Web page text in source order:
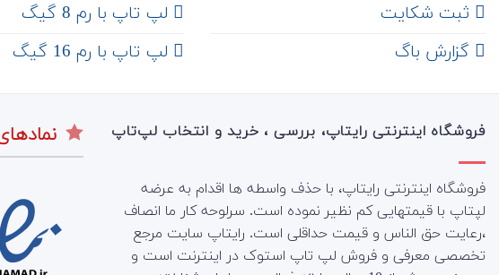
ثبت شکایت
‌ گزارش باگ
لپ تاپ با رم 8 گیگ
لپ تاپ با رم 16 گیگ
فروشگاه اینترنتی رایتاپ، بررسی ، خرید و انتخاب لپ‌تاپ
فروشگاه اینترنتی رایتاپ، با حذف واسطه ها اقدام به عرضه
لپتاپ با قیمتهایی کم نظیر نموده است. سرلوحه کار ما انصاف
،رعایت حق الناس و قیمت حداقلی است. رایتاپ سایت مرجع
تخصصی معرفی و فروش لپ تاپ استوک در اینترنت است و